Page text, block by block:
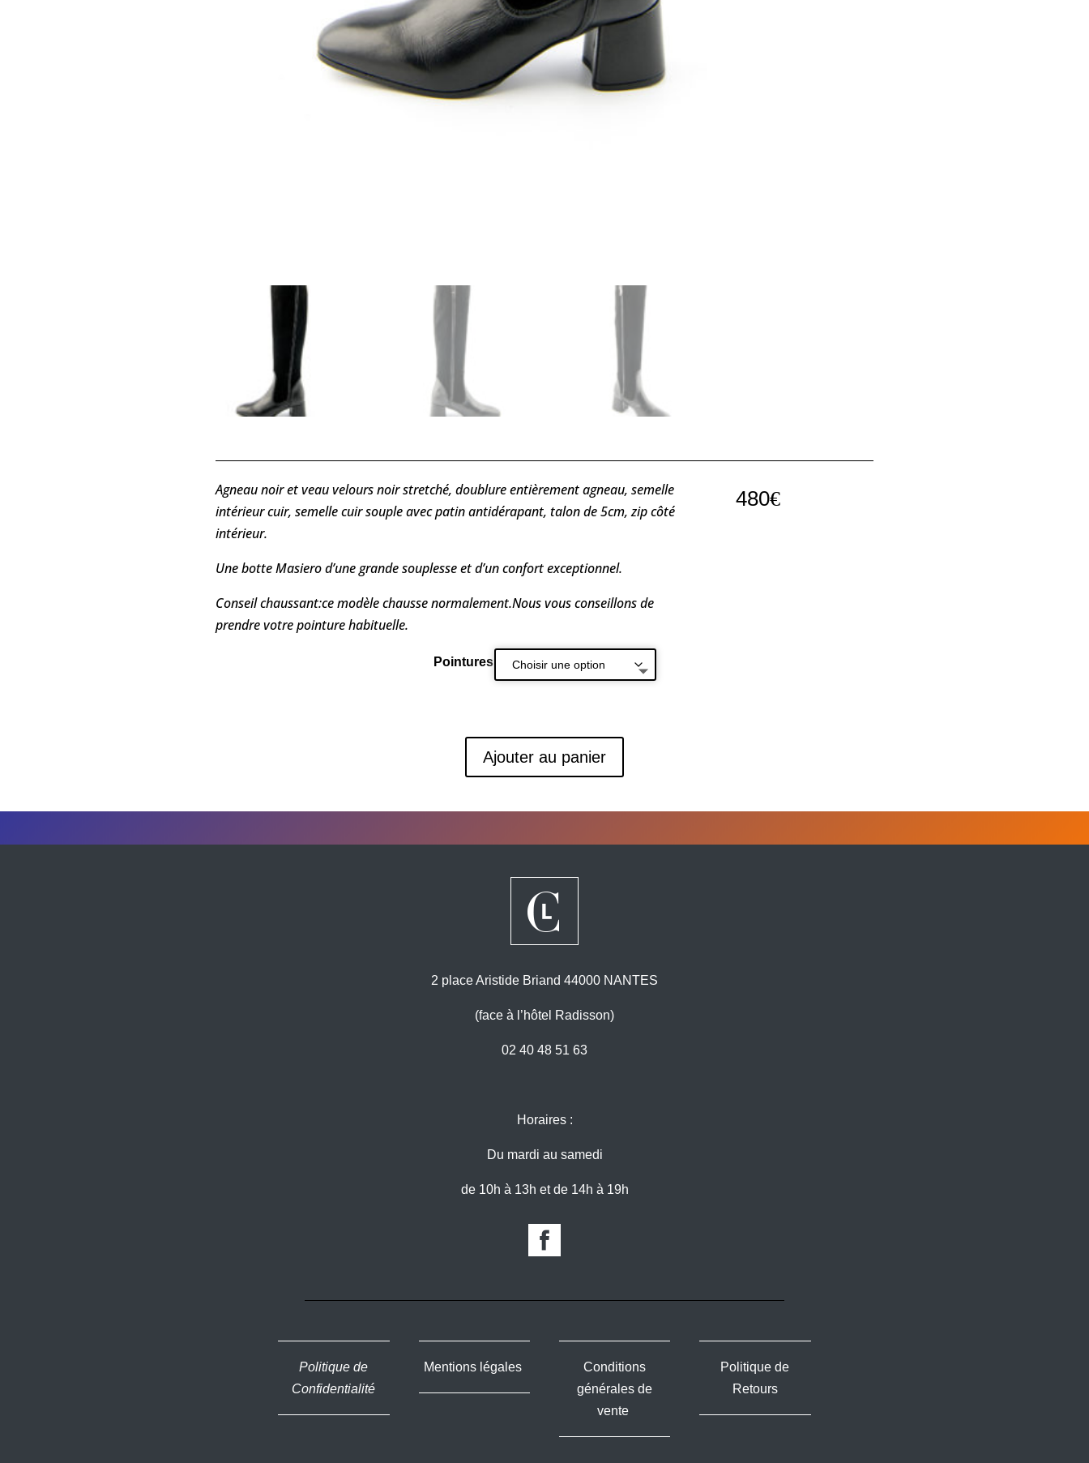
Agneau noir et veau velours noir stretché, doublure entièrement agneau, semelle
intérieur cuir, semelle cuir souple avec patin antidérapant, talon de 5cm, zip côté
intérieur.
Une botte Masiero d’une grande souplesse et d’un confort exceptionnel.
Conseil chaussant:ce modèle chausse normalement.Nous vous conseillons de
prendre votre pointure habituelle.
480€
Pointures
Ajouter au panier
2 place Aristide Briand 44000 NANTES
(face à l’hôtel Radisson)
02 40 48 51 63
Horaires :
Du mardi au samedi
de 10h à 13h et de 14h à 19h
Politique de
Confidentialité
Mentions légales
Conditions
générales de
vente
Politique de
Retours